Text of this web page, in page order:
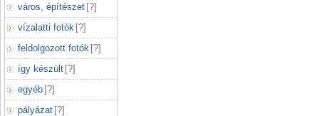
város, építészet [?]
vízalatti fotók [?]
feldolgozott fotók [?]
így készült [?]
egyéb [?]
pályázat [?]